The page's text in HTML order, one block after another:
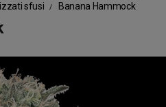
sfusi Banana Hammock